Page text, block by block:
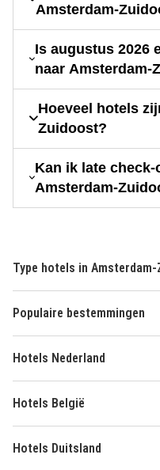
Amsterdam-
Is augustus 2026
naar Amsterdam-
Hoeveel hotels
Zuidoost?
Kan ik late
Amsterdam-
Type hotels in
Populaire bestemmingen
Hotels Nederland
Hotels België
Hotels Duitsland